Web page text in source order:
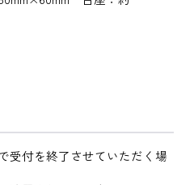
受付を終了させていただく場